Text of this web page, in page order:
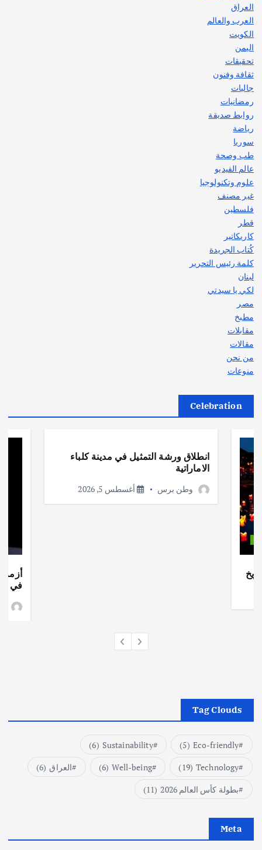
العراق
العرب والعالم
الكويت
اليمن
تحقيقات
ثقافة وفنون
جاليات
رمضانيات
روابط صديقة
رياضة
سوريا
طب وصحة
عالم الفيديو
علوم وتكنولوجيا
غير مصنف
فلسطين
قطر
كاريكاتير
كُتاب الجريدة
كلمة رئيس التحرير
لبنان
لكي يا سيدتي
مصر
مطبخ
مقابلات
مقالات
من نحن
منوعات
Celebration
انطلاق ورشة التمثيل في مدينة كلباء
الاماراتية
وطن برس أغسطس 5, 2026
أزمة
في
Tag Clouds
Eco-friendly
(5)
Sustainability
(6)
Technology
(19)
Well-being
(6) العراق (6)
بطولة كأس العالم 2026
(11)
Meta